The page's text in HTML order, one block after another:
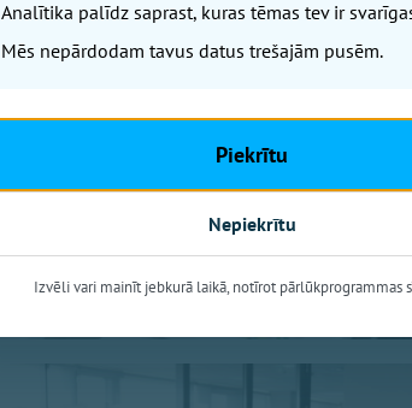
Analītika palīdz saprast, kuras tēmas tev ir
Mēs nepārdodam tavus datus trešajām pusēm.
Piekrītu
Nepiekrītu
Izvēli vari mainīt jebkurā laikā, notīrot pārlūkprogrammas